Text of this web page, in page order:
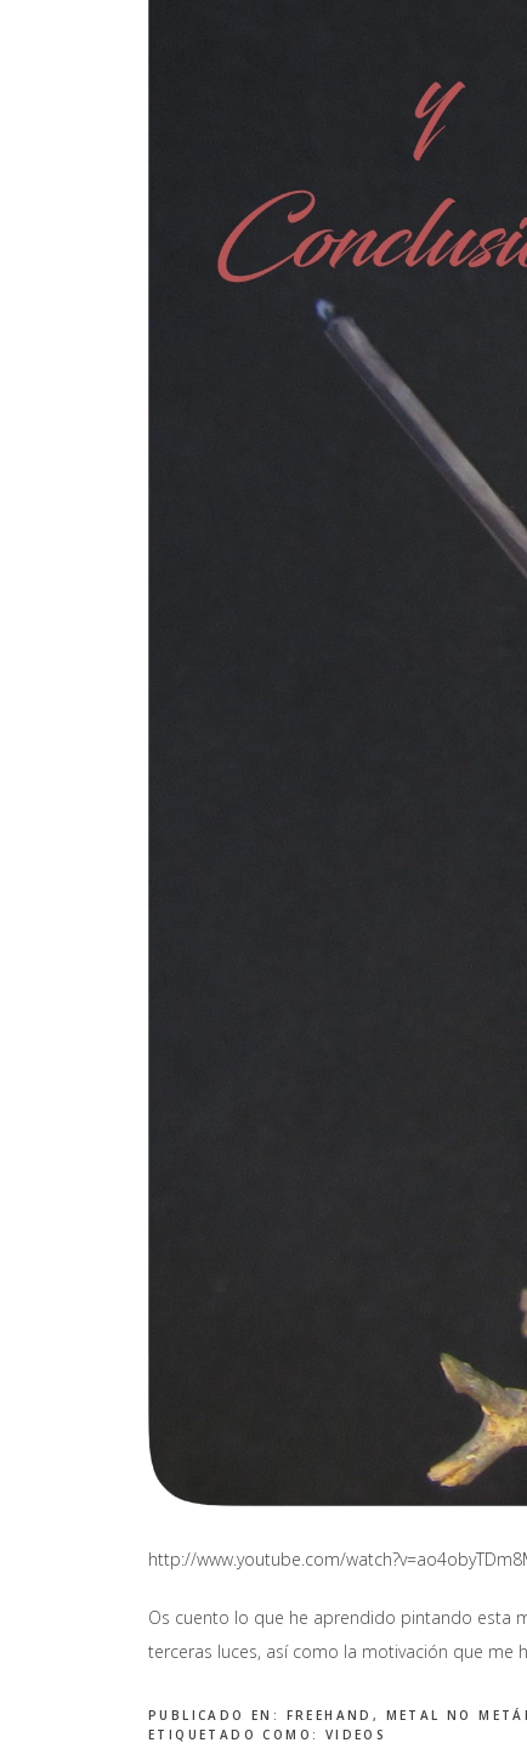
http://www.youtube.com/
Os cuento lo que he aprendido pintando esta
terceras luces, así como la motivación que me
PUBLICADO EN: FREEHAND , METAL NO
ETIQUETADO COMO: VIDEOS